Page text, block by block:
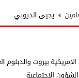
يحيى الدروبي
بيروت والدبلوم
الاجتماعية